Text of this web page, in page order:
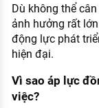
Dù không thể
ảnh hưởng rất
động lực phát
hiện đại.
Vì sao áp lực
việc?